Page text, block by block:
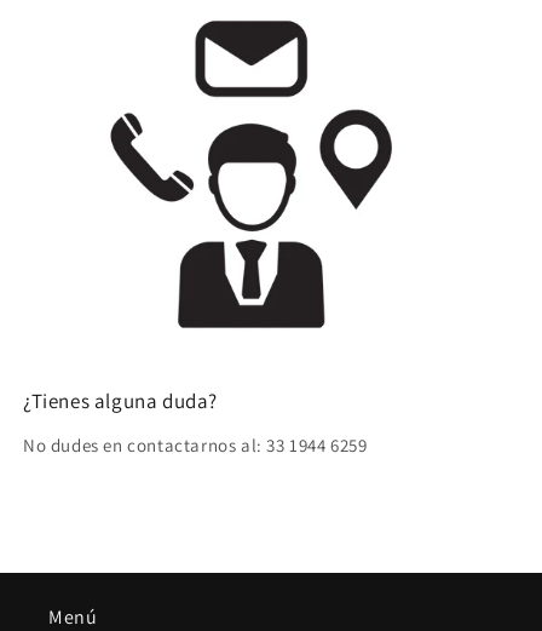
¿Tienes alguna duda?
No dudes en contactarnos al: 33 1944 6259
Menú